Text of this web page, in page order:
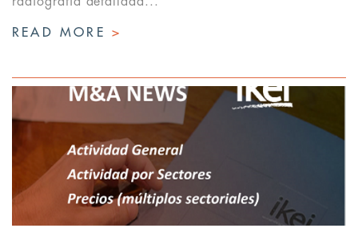
READ MORE >